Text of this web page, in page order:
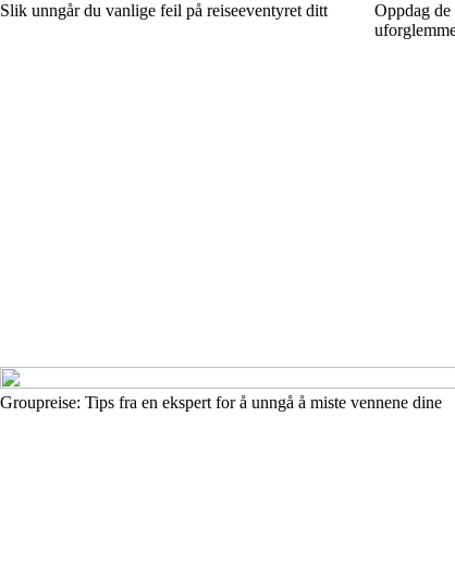
Slik unngår du vanlige feil på reiseeventyret ditt
Oppdag
Groupreise: Tips fra en ekspert for å unngå å miste vennene dine